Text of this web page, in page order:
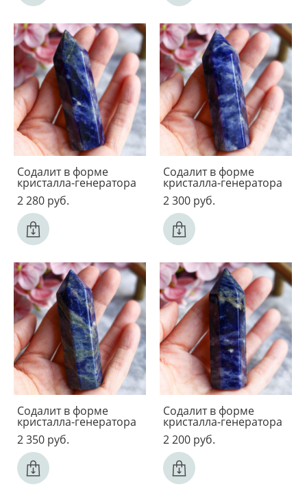
Содалит в форме
кристалла-генератора
2 280 pуб.
Содалит в форме
кристалла-генератора
2 300 pуб.
Содалит в форме
кристалла-генератора
2 350 pуб.
Содалит в форме
кристалла-генератора
2 200 pуб.